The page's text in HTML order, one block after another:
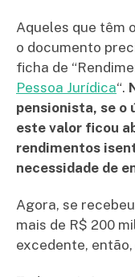
Aqueles que têm
o documento
ficha de
Pessoa Jurídica“.
pensionista, se o
este valor ficou
rendimentos
necessidade de
Agora, se
mais de R$ 200
excedente,